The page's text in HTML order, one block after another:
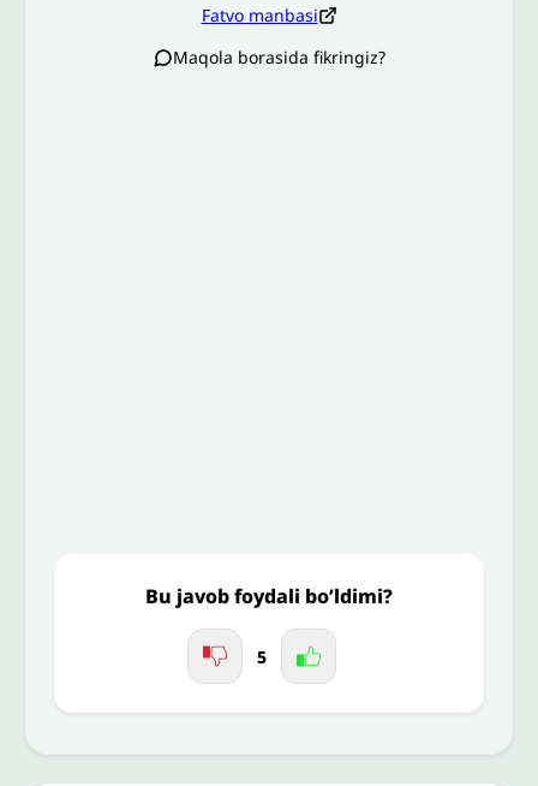
Fatvo manbasi
Maqola borasida fikringiz?
Bu javob foydali bo’ldimi?
5